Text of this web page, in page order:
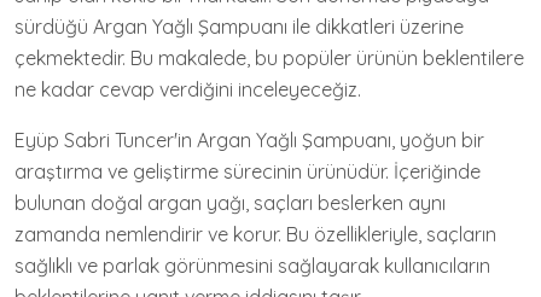
sürdüğü Argan Yağlı Şampuanı ile dikkatleri üzerine
çekmektedir. Bu makalede, bu popüler ürünün beklentilere
ne kadar cevap verdiğini inceleyeceğiz.
Eyüp Sabri Tuncer'in Argan Yağlı Şampuanı, yoğun bir
araştırma ve geliştirme sürecinin ürünüdür. İçeriğinde
bulunan doğal argan yağı, saçları beslerken aynı
zamanda nemlendirir ve korur. Bu özellikleriyle, saçların
sağlıklı ve parlak görünmesini sağlayarak kullanıcıların